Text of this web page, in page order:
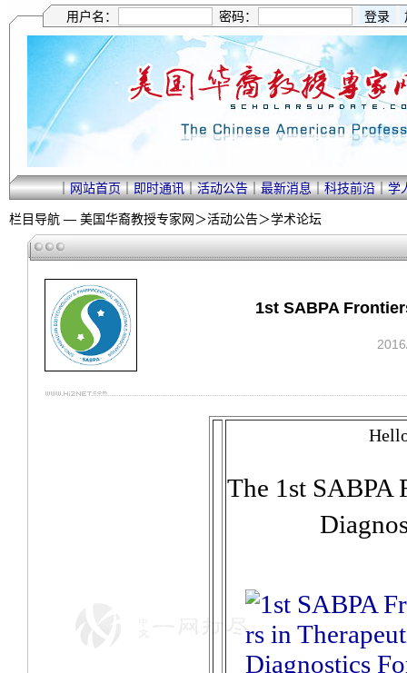
用户名： 密码：
｜网站首页｜即时通讯｜活动公告｜最新消息｜科技前沿｜学
栏目导航 — 美国华裔教授专家网＞活动公告＞学术论坛
1st SABPA
The 1st SABPA